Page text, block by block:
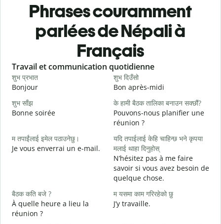
Phrases couramment
parlées de Népali à
Français
Slide 1 of 6
Travail et communication quotidienne
शुभ प्रभात
Bonjour
शुभ दिउँसो
Bon après-midi
शुभ साँझ
Bonne soirée
के हामी बैठक तालिका बनाउन सक्छौं?
Pouvons-nous planifier une
réunion ?
म तपाईंलाई इमेल पठाउनेछु।
Je vous enverrai un e-mail.
यदि तपाईलाई केहि चाहिन्छ भने कृपया
मलाई थाहा दिनुहोस्
N’hésitez pas à me faire
savoir si vous avez besoin de
quelque chose.
बैठक कति बजे ?
À quelle heure a lieu la
réunion ?
म यसमा काम गरिरहेको छु
J’y travaille.